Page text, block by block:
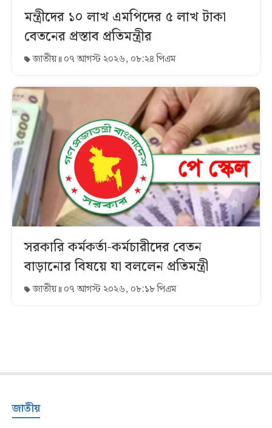
মন্ত্রীদের ১০ লাখ এমপিদের ৫ লাখ টাকা
বেতনের প্রস্তাব প্রতিমন্ত্রীর
জাতীয় ০৭ আগস্ট ২০২৬, ০৮:২৪ পিএম
সরকারি কর্মকর্তা-কর্মচারীদের বেতন
বাড়ানোর বিষয়ে যা বললেন প্রতিমন্ত্রী
জাতীয় ০৭ আগস্ট ২০২৬, ০৮:১৮ পিএম
জাতীয়